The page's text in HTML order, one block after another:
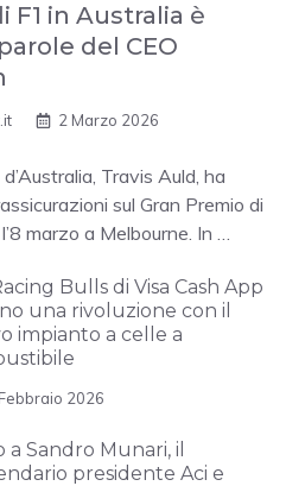
F1 in Australia è
del CEO
2 Marzo 2026
Travis Auld, ha
sul Gran Premio di
marzo a Melbourne. In …
Bulls di Visa Cash App
una rivoluzione con il
impianto a celle a
2026
a Sandro Munari, il
presidente Aci e